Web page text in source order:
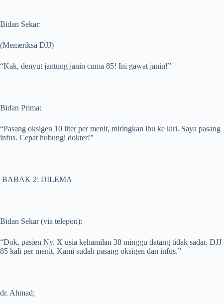
Bidan Sekar:
(Memeriksa DJJ)
“Kak, denyut jantung janin cuma 85! Ini gawat janin!”
Bidan Prima:
“Pasang oksigen 10 liter per menit, miringkan ibu ke kiri. Saya pasang
infus. Cepat hubungi dokter!”
BABAK 2: DILEMA
Bidan Sekar (via telepon):
“Dok, pasien Ny. X usia kehamilan 38 minggu datang tidak sadar. DJJ
85 kali per menit. Kami sudah pasang oksigen dan infus.”
dr. Ahmad;